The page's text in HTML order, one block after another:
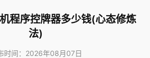
程序控牌器多少钱(心态修炼
法)
时间：2026年08月07日